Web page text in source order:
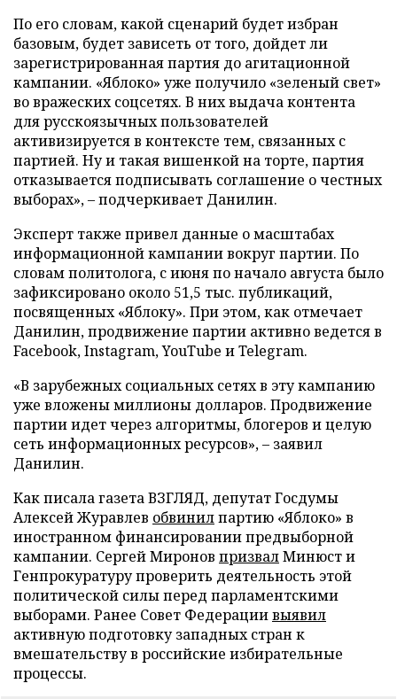
По его словам, какой сценарий будет избран
базовым, будет зависеть от того, дойдет ли
зарегистрированная партия до агитационной
кампании. «Яблоко» уже получило «зеленый свет»
во вражеских соцсетях. В них выдача контента
для русскоязычных пользователей
активизируется в контексте тем, связанных с
партией. Ну и такая вишенкой на торте, партия
отказывается подписывать соглашение о честных
выборах», – подчеркивает Данилин.
Эксперт также привел данные о масштабах
информационной кампании вокруг партии. По
словам политолога, с июня по начало августа было
зафиксировано около 51,5 тыс. публикаций,
посвященных «Яблоку». При этом, как отмечает
Данилин, продвижение партии активно ведется в
Facebook, Instagram, YouTube и Telegram.
«В зарубежных социальных сетях в эту кампанию
уже вложены миллионы долларов. Продвижение
партии идет через алгоритмы, блогеров и целую
сеть информационных ресурсов», – заявил
Данилин.
Как писала газета ВЗГЛЯД, депутат Госдумы
Алексей Журавлев обвинилпартию «Яблоко» в
иностранном финансировании предвыборной
кампании. Сергей Миронов призвалМинюст и
Генпрокуратуру проверить деятельность этой
политической силы перед парламентскими
выборами. Ранее Совет Федерациивыявил
активную подготовку западных стран к
вмешательству в российские избирательные
процессы.